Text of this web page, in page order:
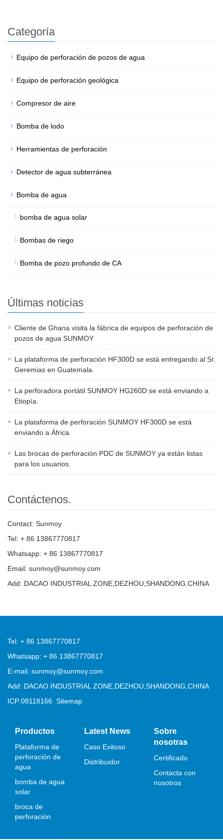
Categoría
Equipo de perforación de pozos de agua
Equipo de perforación geológica
Compresor de aire
Bomba de lodo
Herramientas de perforación
Detector de agua subterránea
Bomba de agua
bomba de agua solar
Bombas de riego
Bomba de pozo profundo de CA
Últimas noticias
Cliente de Ghana visita la fábrica de equipos de perforación de
pozos de agua SUNMOY
La plataforma de perforación HF300D se está entregando al Sr.
Geremias en Guatemala.
La perforadora portátil SUNMOY HG260D se está enviando a
Etiopía.
La plataforma de perforación SUNMOY HF300D se está
enviando a África.
Las brocas de perforación PDC de SUNMOY ya están listas
para los usuarios.
Contáctenos.
Contact: Sunmoy
Tel: + 86 13867770817
Whatsapp: + 86 13867770817
Email: sunmoy@sunmoy.com
Add: DACAO INDUSTRIAL ZONE,DEZHOU,SHANDONG,CHINA
Tel: + 86 13867770817
Whatsapp: + 86 13867770817
E-mail: sunmoy@sunmoy.com
Add: DACAO INDUSTRIAL ZONE,DEZHOU,SHANDONG,CHINA
ICP:08118166 Sitemap
Productos
Plataforma de
perforación de
agua
bomba de agua
solar
broca de
perforación
Latest News
Caso Exitoso
Distribuidor
Sobre
nosotras
Certificado
Contacta con
nosotros